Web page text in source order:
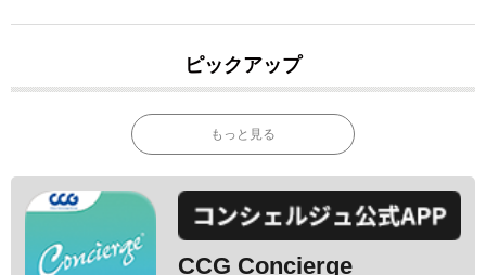
ピックアップ
もっと見る
CCG Concierge